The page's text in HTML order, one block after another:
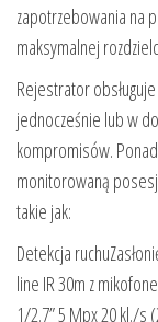
zapotrzebowania na
maksymalnej
Rejestrator
jednocześnie lub w
kompromisów.
monitorowaną
takie jak:
Detekcja
line IR 30m z
1/2.7” 5 Mpx 20 kl./s